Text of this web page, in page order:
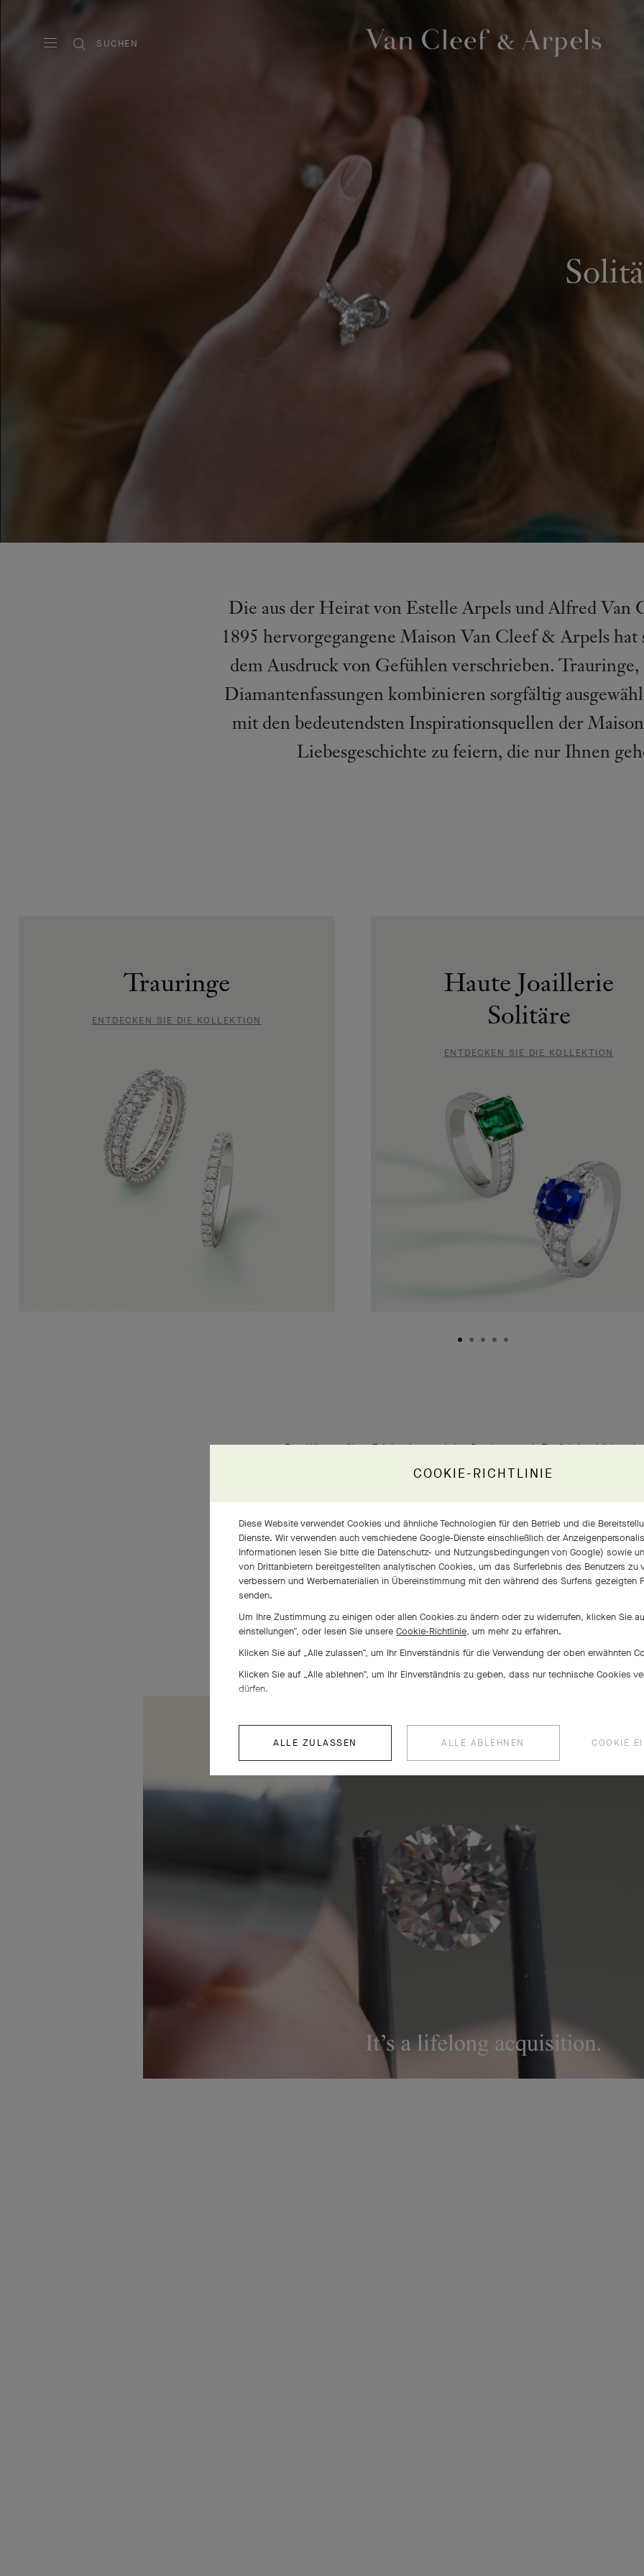
SUCHEN
Die aus der Heirat von Estelle Arpels und Alfred Van
1895 hervorgegangene Maison Van Cleef & Arpels hat
dem Ausdruck von Gefühlen verschrieben.
Diamantenfassungen kombinieren sorgfältig
mit den bedeutendsten Inspirationsquellen der
Liebesgeschichte zu feiern, die nur Ihnen
KOLLEKTION
Trauringe
ENTDECKEN SIE DIE KOLLEKTION
Haute Joaillerie
Solitäre
ENTDECKEN SIE DIE KOLLEKTION
Das Wissen über Edelsteine und das Streben nach Perfektion bilden
Herzstück der Identität von Van Cleef & Arpels. Die intensive Brillanz der
Maison angewandten Verfahren. Dies gewährleistet, dass die
höchsten objektiven Qualitätskriterien und gleichzeitig dem
Geschmack der Edelsteinabteilung von Van Cleef & Arpels
COOKIE-RICHTLINIE
Diese Website verwendet Cookies und ähnliche Technologien für den Betrieb und die
Dienste. Wir verwenden auch verschiedene Google-Dienste einschließlich der
Informationen lesen Sie bitte die Datenschutz- und Nutzungsbedingungen von Google) sowie
von Drittanbietern bereitgestellten analytischen Cookies, um das Surferlebnis des Benutzers zu
verbessern und Werbematerialien in Übereinstimmung mit den während des Surfens gezeigten
senden.
Um Ihre Zustimmung zu einigen oder allen Cookies zu ändern oder zu widerrufen, klicken Sie
einstellungen“, oder lesen Sie unsere Cookie-Richtlinie, um mehr zu erfahren.
Klicken Sie auf „Alle zulassen“, um Ihr Einverständnis für die Verwendung der oben erwähnten
Klicken Sie auf „Alle ablehnen“, um Ihr Einverständnis zu geben, dass nur technische Cookies
dürfen.
ALLE ZULASSEN ALLE ABLEHNEN COOKIE